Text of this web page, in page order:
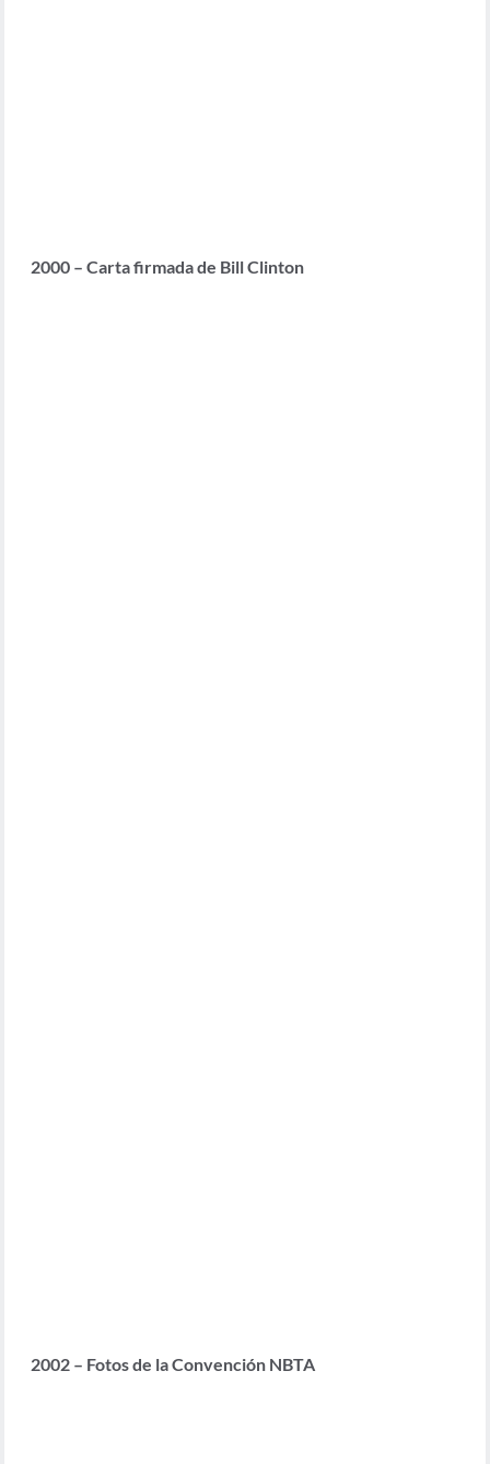
2000 – Carta firmada de Bill Clinton
2002 – Fotos de la Convención NBTA